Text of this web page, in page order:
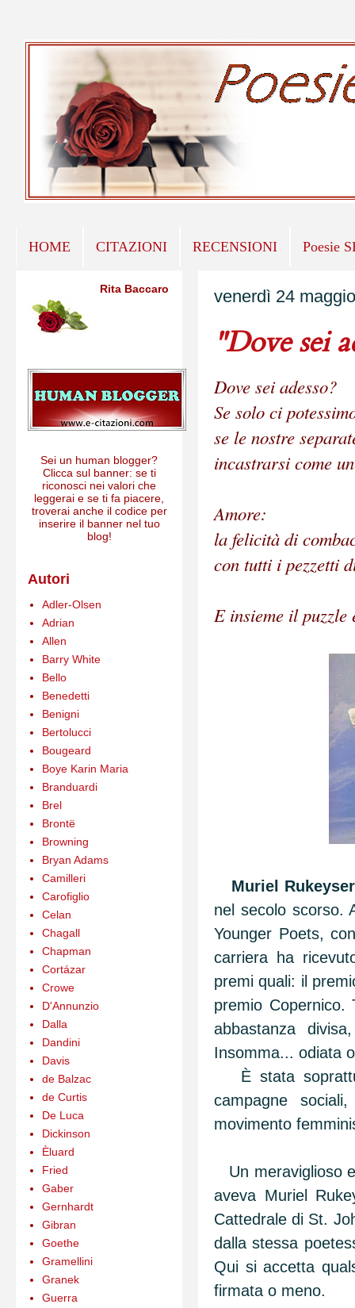
HOME CITAZIONI RECENSIONI Poesie
venerdì 24
"Dove sei
Dove sei adesso?
Se solo ci
se le nostre
incastrarsi come
Amore:
la felicità di
con tutti i pezzetti
E insieme il puzzle
Muriel Rukeyser
nel secolo scorso.
Younger Poets,
carriera ha
premi quali: il
premio
abbastanza
Insomma... odiata
È stata
campagne
movimento
Un meraviglioso
aveva Muriel
Cattedrale di St.
dalla stessa
Qui si accetta
firmata o meno.
Rita Baccaro
Sei un human blogger?
Clicca sul banner: se ti
riconosci nei valori che
leggerai e se ti fa piacere,
troverai anche il codice per
inserire il banner nel tuo
blog!
Autori
Adler-Olsen
Adrian
Allen
Barry White
Bello
Benedetti
Benigni
Bertolucci
Bougeard
Boye Karin Maria
Branduardi
Brel
Brontë
Browning
Bryan Adams
Camilleri
Carofiglio
Celan
Chagall
Chapman
Cortázar
Crowe
D'Annunzio
Dalla
Dandini
Davis
de Balzac
de Curtis
De Luca
Dickinson
Èluard
Fried
Gaber
Gernhardt
Gibran
Goethe
Gramellini
Granek
Guerra